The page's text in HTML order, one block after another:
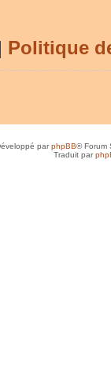
Politique
parphpBB® Forum
Traduit par